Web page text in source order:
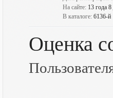
На сайте: 13 года 8
В каталоге: 6136-й
Оценка